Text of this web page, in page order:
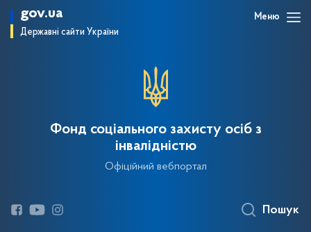
gov.ua
Державні сайти України
Меню
Фонд соціального захисту осіб з
інвалідністю
Офіційний вебпортал
Пошук